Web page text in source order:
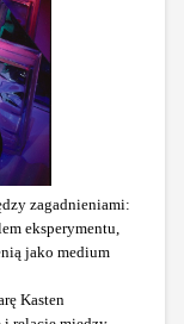
zagadnieniami:
eksperymentu,
jako medium
Kasten